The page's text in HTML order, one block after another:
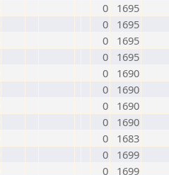
0
1695
0
1695
0
1695
0
1695
0
1690
0
1690
0
1690
0
1690
0
1683
0
1699
0
1699